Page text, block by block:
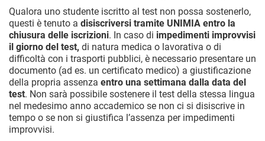
Qualora uno studente iscritto al test non possa sostenerlo,
questi è tenuto a disiscriversi tramite UNIMIA entro la
chiusura delle iscrizioni. In caso di impedimenti improvvisi
il giorno del test, di natura medica o lavorativa o di
difficoltà con i trasporti pubblici, è necessario presentare un
documento (ad es. un certificato medico) a giustificazione
della propria assenza entro una settimana dalla data del
test. Non sarà possibile sostenere il test della stessa lingua
nel medesimo anno accademico se non ci si disiscrive in
tempo o se non si giustifica l’assenza per impedimenti
improvvisi.